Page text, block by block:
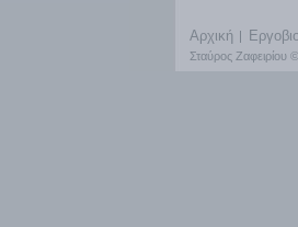
Αρχική
Σταύρος Ζαφειρίου